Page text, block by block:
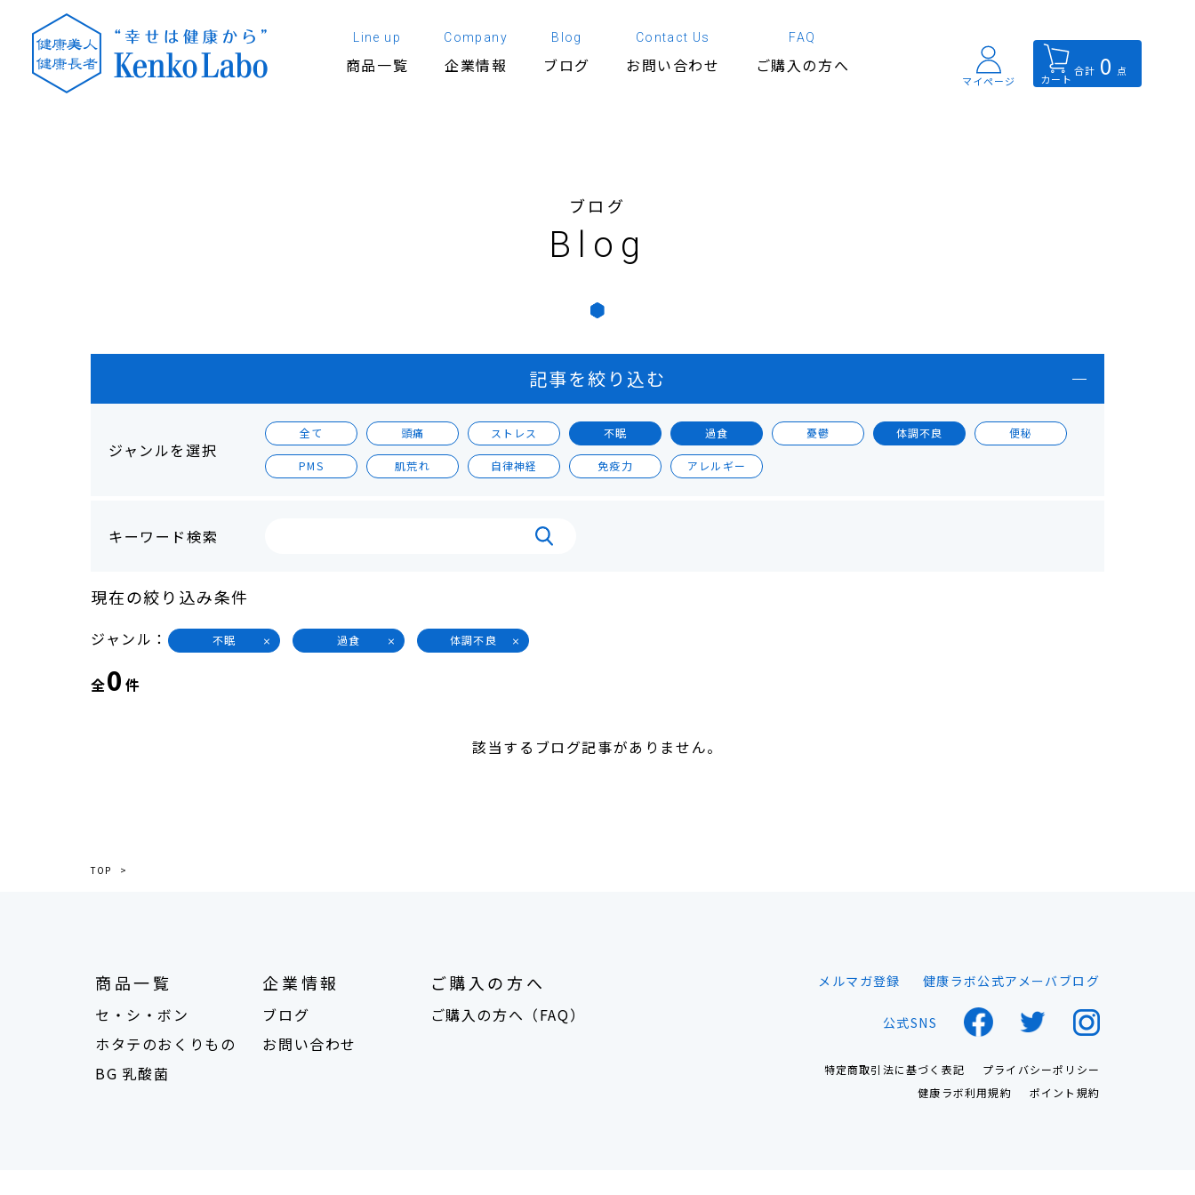
Line up
商品一覧
Company
企業情報
Blog
ブログ
Contact Us
お問い合わせ
FAQ
ご購入の方へ
マイページ カート
合計 0 点
ブログ
Blog
記事を絞り込む
ジャンルを選択
全て 頭痛 ストレス 不眠 過食 憂鬱 体調不良 便秘
PMS 肌荒れ 自律神経 免疫力 アレルギー
キーワード検索
現在の絞り込み条件
ジャンル 不眠 過食 体調不良
全0 件
該当するブログ記事がありません。
TOP
商品一覧
セ・シ・ボン
ホタテのおくりもの
BG 乳酸菌
企業情報
ブログ
お問い合わせ
ご購入の方へ
ご購入の方へ（FAQ）
メルマガ登録 健康ラボ公式アメーバブログ
公式SNS
特定商取引法に基づく表記
プライバシーポリシー
健康ラボ利用規約
ポイント規約